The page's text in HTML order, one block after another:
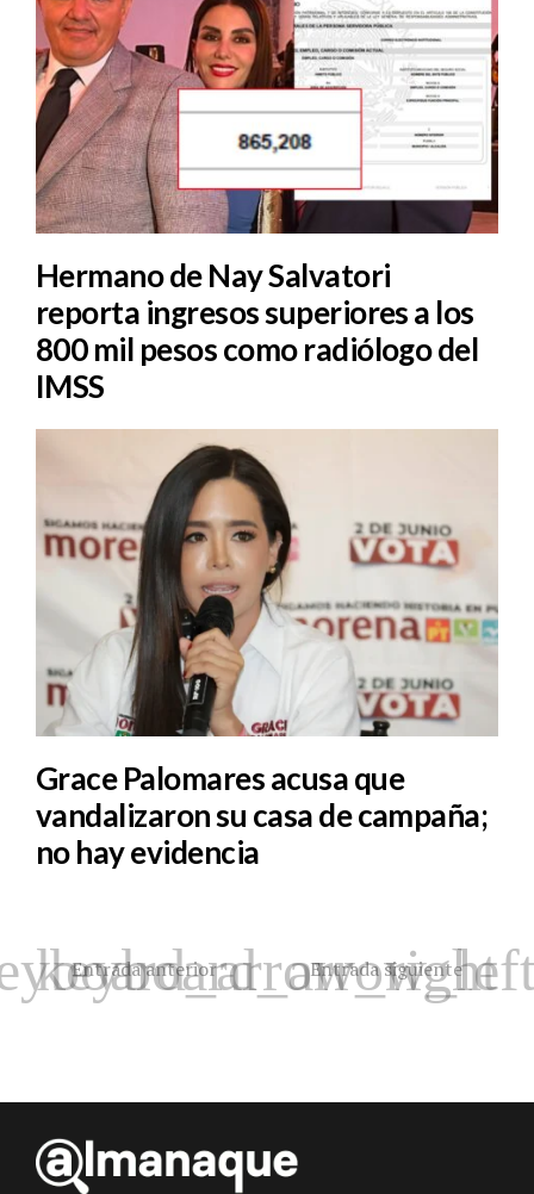
Hermano de Nay Salvatori
reporta ingresos superiores a los
800 mil pesos como radiólogo del
IMSS
Grace Palomares acusa que
vandalizaron su casa de campaña;
no hay evidencia
Entrada anterior Entrada siguiente